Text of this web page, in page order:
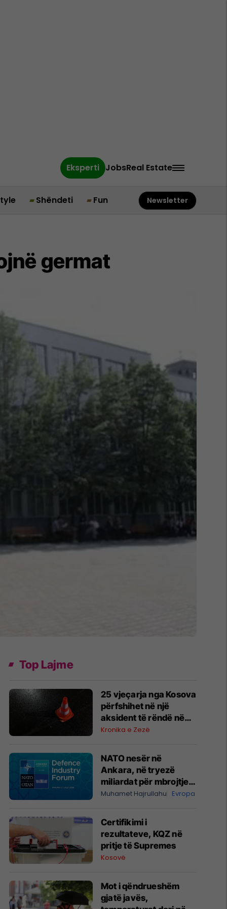
Eksperti JobsReal Estate
Shëndeti Fun Newsletter
germat
Top Lajme
25 vjeçarja nga Kosova
përfshihet në një
aksident të rëndë në
Austri, shoferi përball
patentë
Kronika e Zezë
NATO nesër në
Ankara, në tryezë
miliardat për mbrojtje
dhe prodhimi ushtarak
Muhamet Hajrullahu Evropa
Certifikimi i
rezultateve, KQZ në
pritje të Supremes
Kosovë
Mot i qëndrueshëm
gjatë javës,